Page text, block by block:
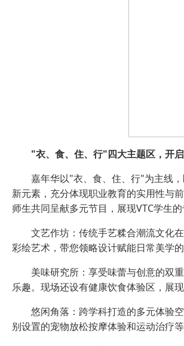
"衣、食、住、行"四大主题区，开
嘉年华以"衣、食、住、行"为主线
新元素，充分体现职业教育的实用性与
师生共同呈献多元节目，展现VTC学生
文艺作坊：传统手艺糅合潮流文化
彩绘艺术，带您领略设计赋能日常美学的
美味研究所：享受味蕾与创意的双
乐趣。现场还设有健康饮食体验区，展
悠闲角落：跨学科打造的多元体验
别设置的宠物放松按摩体验和运动治疗